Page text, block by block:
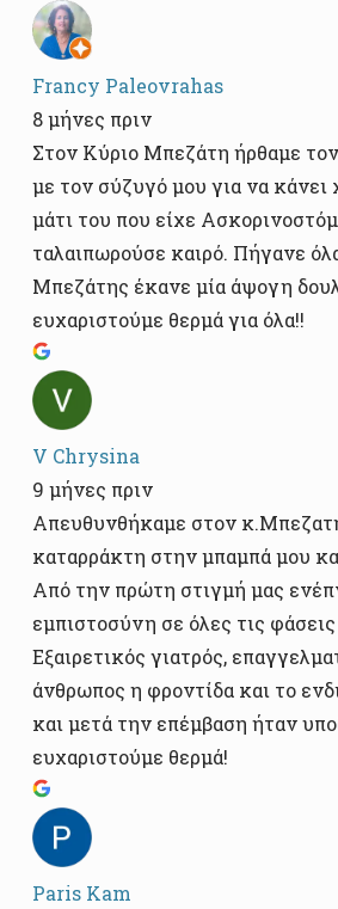
Francy Paleovrahas
8 μήνες πριν
Στον Κύριο Μπεζάτη ήρθαμε
με τον σύζυγό μου για να κάνει
μάτι του που είχε
ταλαιπωρούσε καιρό. Πήγανε
Μπεζάτης έκανε μία άψογη
ευχαριστούμε θερμά για όλα!!
V Chrysina
9 μήνες πριν
Απευθυνθήκαμε στον
καταρράκτη στην μπαμπά μου
Από την πρώτη στιγμή μας
εμπιστοσύνη σε όλες τις φάσεις
Εξαιρετικός γιατρός,
άνθρωπος η φροντίδα και το
και μετά την επέμβαση ήταν
ευχαριστούμε θερμά!
Paris Kam